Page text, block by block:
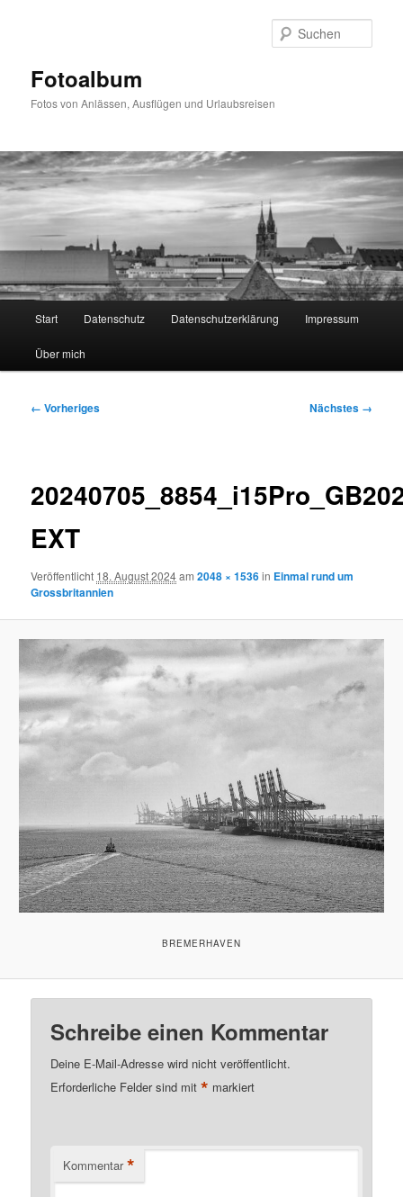
Fotoalbum
Fotos von Anlässen, Ausflügen und Urlaubsreisen
Start Datenschutz Datenschutzerklärung Impressum
Über mich
Bilder-
← Vorheriges Nächstes →
EXT
Veröffentlicht 18. August 2024am2048 × 1536in Einmal rund um
Grossbritannien
BREMERHAVEN
Schreibe einen Kommentar
Deine E-Mail-Adresse wird nicht veröffentlicht.
Erforderliche Felder sind mit* markiert
Kommentar *